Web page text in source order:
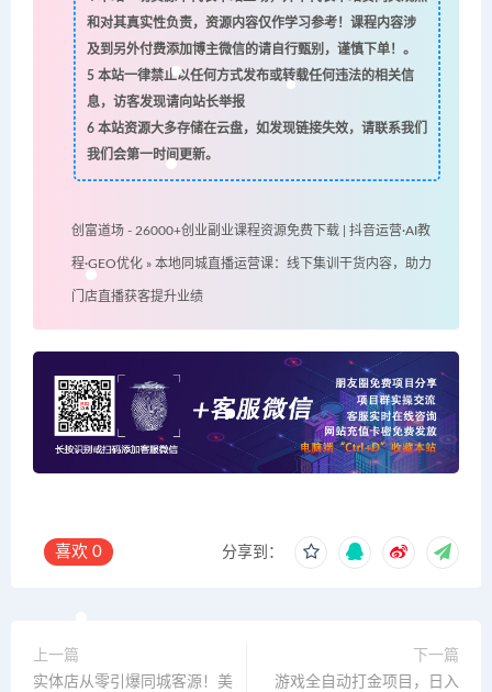
和对其真实性负责，资源内容仅作学习参考！课程内容涉
及到另外付费添加博主微信的请自行甄别，谨慎下单！。
5本站一律禁止以任何方式发布或转载任何违法的相关信
息，访客发现请向站长举报
6本站资源大多存储在云盘，如发现链接失效，请联系我们
我们会第一时间更新。
创富道场 - 26000+创业副业课程资源免费下载 | 抖音运营·AI教
程·GEO优化 » 本地同城直播运营课：线下集训干货内容，助力
门店直播获客提升业绩
喜欢 0 分享到：
上一篇
实体店从零引爆同城客源！美
下一篇
游戏全自动打金项目，日入